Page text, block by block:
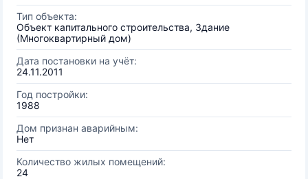
Тип объекта:
Объект капитального строительства, Здание
(Многоквартирный дом)
Дата постановки на учёт:
24.11.2011
Год постройки:
1988
Дом признан аварийным:
Нет
Количество жилых помещений:
24